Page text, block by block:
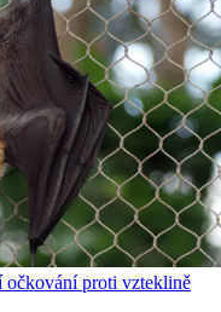
očkování proti vzteklině